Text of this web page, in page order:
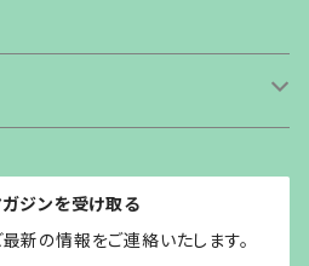
ジンを受け取る
新の情報をご連絡いたします。